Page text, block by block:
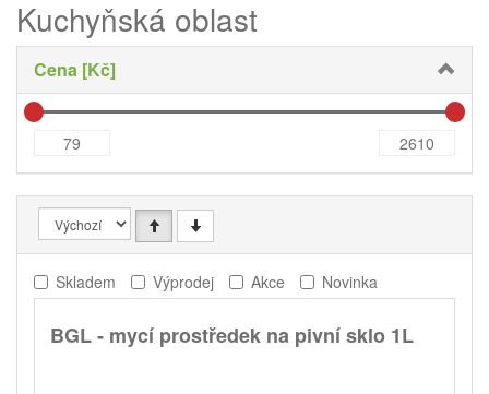
Kuchyňská oblast
Cena [Kč]
Skladem Výprodej Akce Novinka
BGL - mycí prostředek na pivní sklo 1L